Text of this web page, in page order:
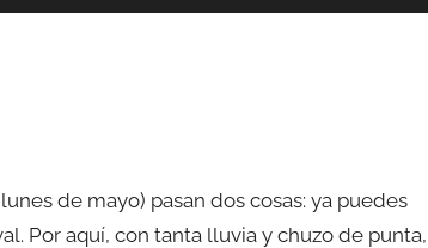
de mayo) pasan dos cosas: ya puedes
Por aquí, con tanta lluvia y chuzo de punta,